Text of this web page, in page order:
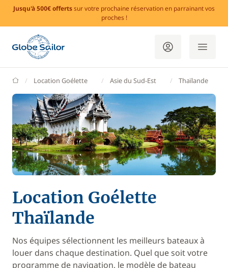
Jusqu'à 500€ offertssur votre prochaine réservation en parrainant vos
proches !
GlobeSailor
Location Goélette Asie du Sud-Est Thaïlande
Location Goélette
Thaïlande
Nos équipes sélectionnent les meilleurs bateaux à
louer dans chaque destination. Quel que soit votre
programme de navigation, le modèle de bateau